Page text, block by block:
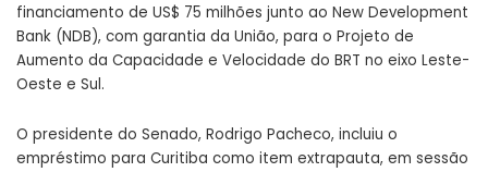
financiamento de US$ 75 milhões junto ao New Development
Bank (NDB), com garantia da União, para o Projeto de
Aumento da Capacidade e Velocidade do BRT no eixo Leste-
Oeste e Sul.
O presidente do Senado, Rodrigo Pacheco, incluiu o
empréstimo para Curitiba como item extrapauta, em sessão